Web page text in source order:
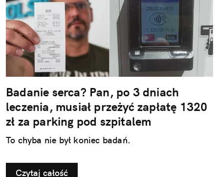
Badanie serca? Pan, po 3 dniach
leczenia, musiał przeżyć zapłatę 1320
zł za parking pod szpitalem
To chyba nie był koniec badań.
Czytaj całość